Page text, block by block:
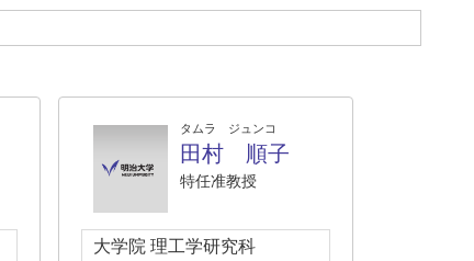
タムラ ジュンコ
田村 順子
特任准教授
大学院 理工学研究科